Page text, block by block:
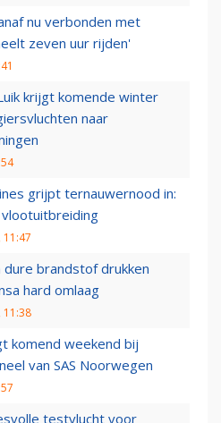
nu verbonden met
zeven uur rijden'
krijgt komende winter
naar
grijpt ternauwernood in:
11:47
dure brandstof drukken
hard omlaag
11:38
komend weekend bij
van SAS Noorwegen
testvlucht voor